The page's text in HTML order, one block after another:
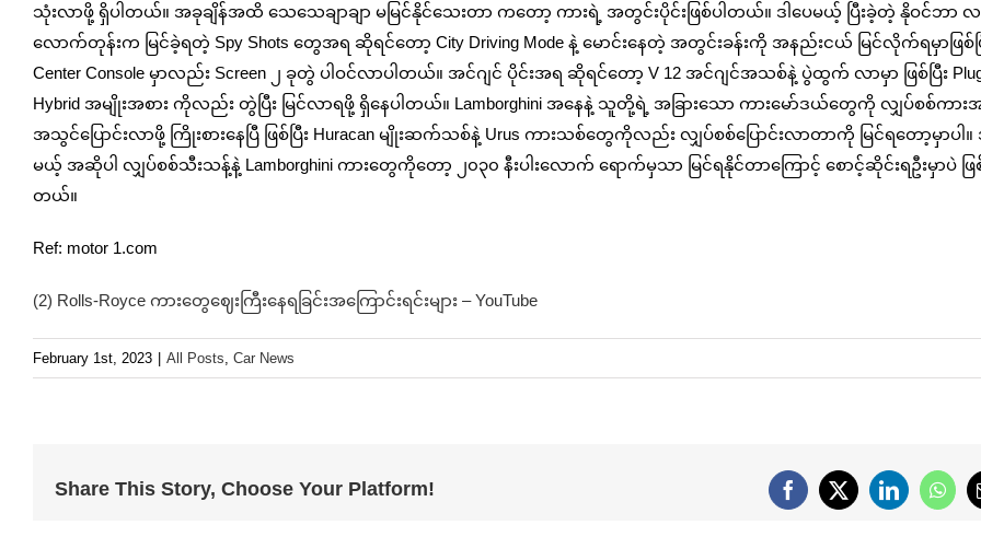
သုံးလာဖို့ ရှိပါတယ်။ အခုချိန်အထိ သေသေချာချာ မမြင်နိုင်သေးတာ ကတော့ ကားရဲ့ အတွင်းပိုင်းဖြစ်ပါတယ်။ ဒါပေမယ့် ပြီးခဲ့တဲ့ နိုဝင်ဘာ လ
လောက်တုန်းက မြင်ခဲ့ရတဲ့ Spy Shots တွေအရ ဆိုရင်တော့ City Driving Mode နဲ့ မောင်းနေတဲ့ အတွင်းခန်းကို အနည်းငယ် မြင်လိုက်ရမှာဖြစ်ပ
Center Console မှာလည်း Screen ၂ ခုတွဲ ပါဝင်လာပါတယ်။ အင်ဂျင် ပိုင်းအရ ဆိုရင်တော့ V 12 အင်ဂျင်အသစ်နဲ့ ပွဲထွက် လာမှာ ဖြစ်ပြီး
Hybrid အမျိုးအစား ကိုလည်း တွဲပြီး မြင်လာရဖို့ ရှိနေပါတယ်။ Lamborghini အနေနဲ့ သူတို့ရဲ့ အခြားသော ကားမော်ဒယ်တွေကို လျှပ်စစ်ကား
အသွင်ပြောင်းလာဖို့ ကြိုးစားနေပြီ ဖြစ်ပြီး Huracan မျိုးဆက်သစ်နဲ့ Urus ကားသစ်တွေကိုလည်း လျှပ်စစ်ပြောင်းလာတာကို မြင်ရတော့မှာပါ။
မယ့် အဆိုပါ လျှပ်စစ်သီးသန့်နဲ့ Lamborghini ကားတွေကိုတော့ ၂၀၃၀ နီးပါးလောက် ရောက်မှသာ မြင်ရနိုင်တာကြောင့် စောင့်ဆိုင်းရဦးမှာပဲ ဖြစ်
တယ်။
Ref: motor 1.com
(2) Rolls-Royce ကားတွေဈေးကြီးနေရခြင်းအကြောင်းရင်းများ – YouTube
February 1st, 2023 | All Posts Car News
Share This Story, Choose Your Platform! Facebook
X LinkedIn